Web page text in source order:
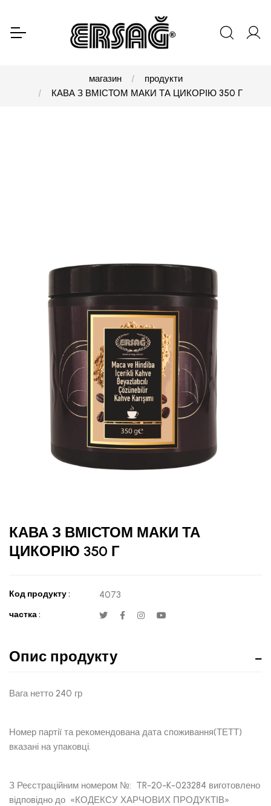
магазин
продукти
КАВА З ВМІСТОМ МАКИ ТА ЦИКОРІЮ 350 Г
КАВА З ВМІСТОМ МАКИ ТА
ЦИКОРІЮ 350 Г
Код продукту : 4073
частка :
Опис продукту
Вага нетто 240 гр
Номер партії та рекомендована дата споживання(ТЕТТ)
вказані на упаковці.
З Реєстраційним номером №: TR-20-K-023284 виготовлено
відповідно до «КОДЕКСУ ХАРЧОВИХ ПРОДУКТІВ»